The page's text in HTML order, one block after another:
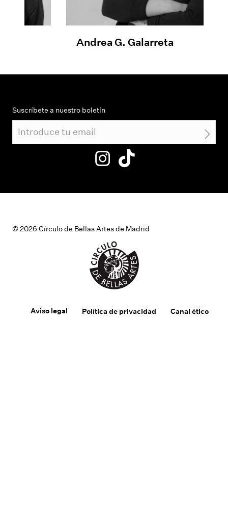
Andrea G. Galarreta
Suscríbete a nuestro boletín
© 2026 Círculo de Bellas Artes de Madrid
Aviso legal Política de privacidad Canal ético